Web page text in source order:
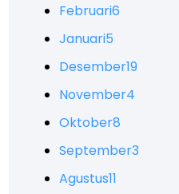
Februari6
Januari5
Desember19
November4
Oktober8
September3
Agustus11